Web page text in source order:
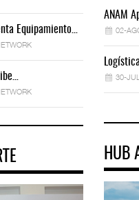
Equipamiento…
ANAM
02-
30-
HUB